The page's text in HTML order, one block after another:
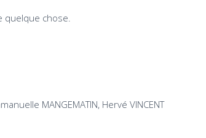
quelque chose.
MANGEMATIN, Hervé VINCENT